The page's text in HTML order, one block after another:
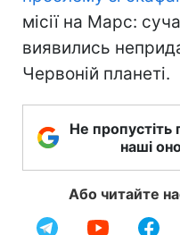
місії на Марс:
виявились
Червоній планеті.
Не пропустіть
наші
Або читайте